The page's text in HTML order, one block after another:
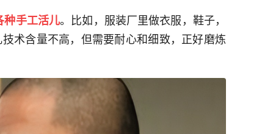
种手工活儿。比如，服装厂里做衣服，鞋子，
术含量不高，但需要耐心和细致，正好磨炼